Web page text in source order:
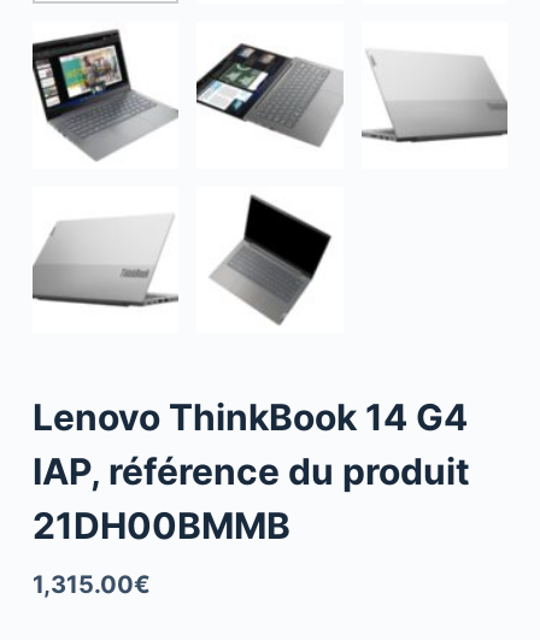
Lenovo ThinkBook 14 G4
IAP, référence du produit
21DH00BMMB
1,315.00€